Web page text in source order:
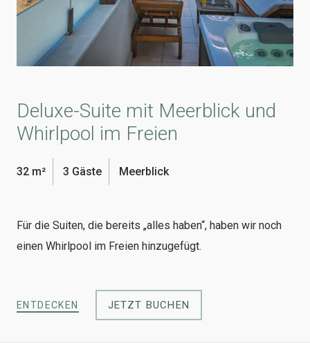
Deluxe-Suite mit Meerblick und
Whirlpool im Freien
32 m² 3 Gäste Meerblick
Für die Suiten, die bereits „alles haben“, haben wir noch
einen Whirlpool im Freien hinzugefügt.
ENTDECKEN JETZT BUCHEN